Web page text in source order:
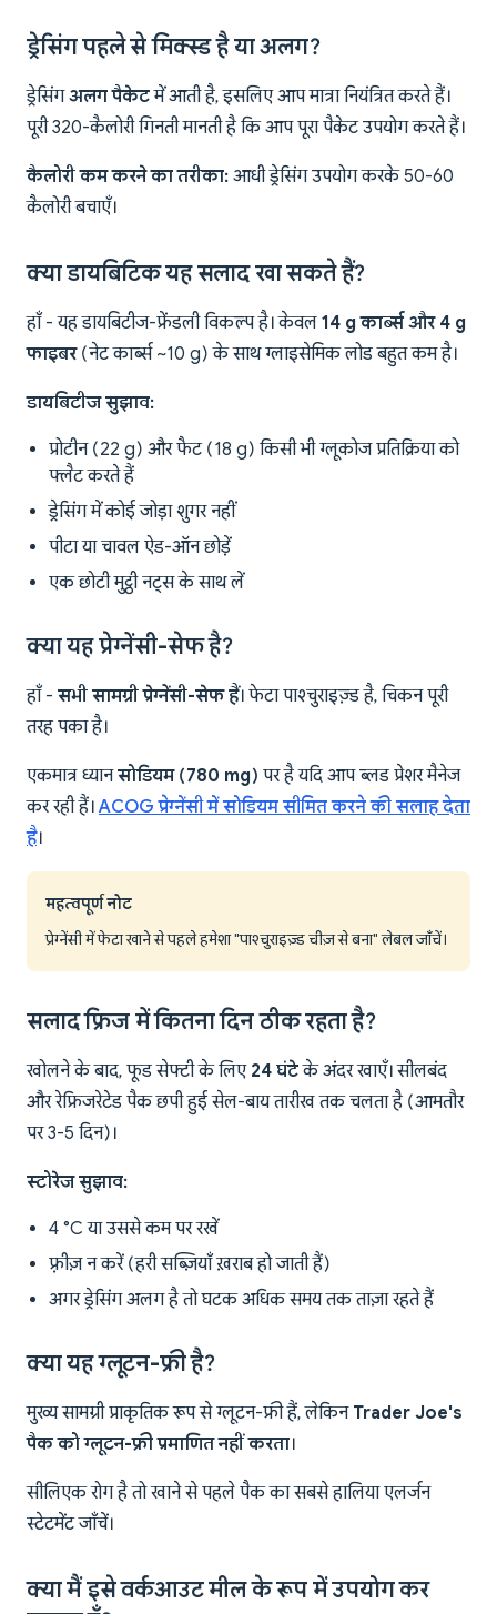
ड्रेसिंग पहले से मिक्स्ड है या अलग?
ड्रेसिंगअलग पैकेटमें आती है, इसलिए आप मात्रा नियंत्रित करते हैं।
पूरी 320-कैलोरी गिनती मानती है कि आप पूरा पैकेट उपयोग करते हैं।
कैलोरी कम करने का तरीका: आधी ड्रेसिंग उपयोग करके 50-60
कैलोरी बचाएँ।
क्या डायबिटिक यह सलाद खा सकते हैं?
हाँ - यह डायबिटीज-फ्रेंडली विकल्प है। केवल 14 g कार्ब्स और 4 g
फाइबर(नेट कार्ब्स ~10 g) के साथ ग्लाइसेमिक लोड बहुत कम है।
डायबिटीज सुझाव:
प्रोटीन (22 g) और फैट (18 g) किसी भी ग्लूकोज प्रतिक्रिया को
फ्लैट करते हैं
ड्रेसिंग में कोई जोड़ा शुगर नहीं
पीटा या चावल ऐड-ऑन छोड़ें
एक छोटी मुट्ठी नट्स के साथ लें
क्या यह प्रेग्नेंसी-सेफ है?
हाँ - सभी सामग्री प्रेग्नेंसी-सेफ हैं। फेटा पाश्चुराइज़्ड है, चिकन पूरी
तरह पका है।
एकमात्र ध्यानसोडियम (780 mg) पर है यदि आप ब्लड प्रेशर मैनेज
कर रही हैं। ACOG प्रेग्नेंसी में सोडियम सीमित करने की सलाह देता
है।
महत्वपूर्ण नोट
प्रेग्नेंसी में फेटा खाने से पहले हमेशा "पाश्चुराइज़्ड चीज़ से बना" लेबल जाँचें।
सलाद फ्रिज में कितना दिन ठीक रहता है?
खोलने के बाद, फूड सेफ्टी के लिए 24 घंटेके अंदर खाएँ। सीलबंद
और रेफ्रिजरेटेड पैक छपी हुई सेल-बाय तारीख तक चलता है (आमतौर
पर 3-5 दिन)।
स्टोरेज सुझाव:
4 °C या उससे कम पर रखें
फ़्रीज़ न करें (हरी सब्ज़ियाँ ख़राब हो जाती हैं)
अगर ड्रेसिंग अलग है तो घटक अधिक समय तक ताज़ा रहते हैं
क्या यह ग्लूटन-फ्री है?
मुख्य सामग्री प्राकृतिक रूप से ग्लूटन-फ्री हैं, लेकिन Trader Joe's
पैक को ग्लूटन-फ्री प्रमाणित नहीं करता।
सीलिएक रोग है तो खाने से पहले पैक का सबसे हालिया एलर्जन
स्टेटमेंट जाँचें।
क्या मैं इसे वर्कआउट मील के रूप में उपयोग कर